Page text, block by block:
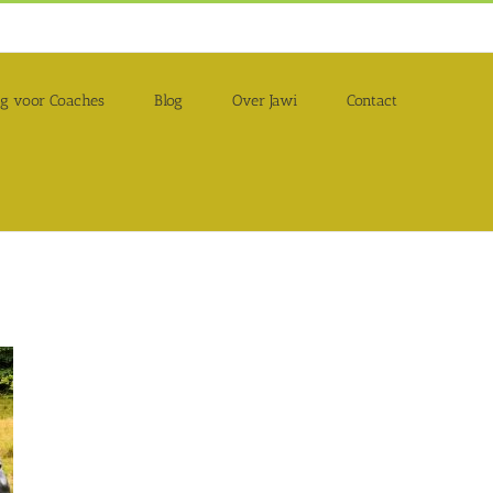
voor Coaches Blog Over Jawi Contact